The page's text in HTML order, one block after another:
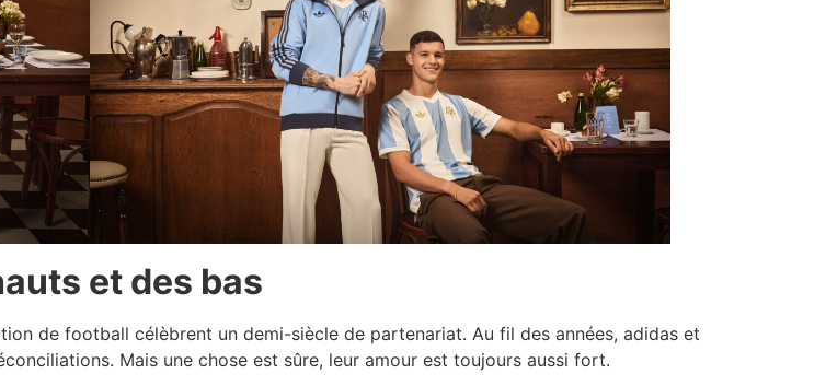
et des bas
de football célèbrent un demi-siècle de partenariat. Au fil des années, adidas et
Mais une chose est sûre, leur amour est toujours aussi fort.